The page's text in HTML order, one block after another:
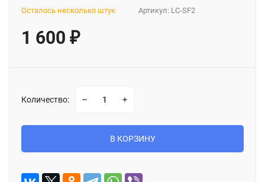
Артикул: LC-SF2
Осталось несколько штук
1 600 ₽
Количество:
В КОРЗИНУ